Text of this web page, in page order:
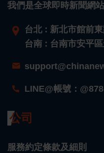
我們是全球即時新聞網站
台北 : 新北市館前
台南 : 台南市安平
LINE@帳號：
公司
服務約定條款及細則